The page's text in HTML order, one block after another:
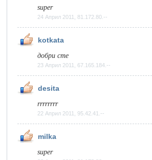
super
24 Април 2011, 81.172.80.--
kotkata
добри сте
23 Април 2011, 67.165.184.--
desita
rrrrrrrr
22 Април 2011, 95.42.41.--
milka
super